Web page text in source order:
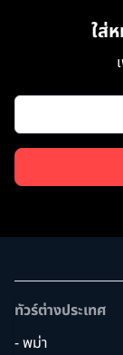
ใส่
ทัวร์ต่างประเทศ
- พม่า